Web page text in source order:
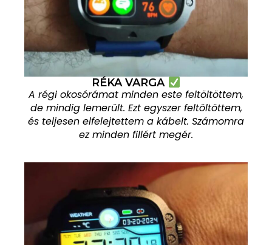
RÉKA VARGA
A régi okosórámat minden este feltöltöttem,
de mindig lemerült. Ezt egyszer feltöltöttem,
és teljesen elfelejtettem a kábelt. Számomra
ez minden fillért megér.